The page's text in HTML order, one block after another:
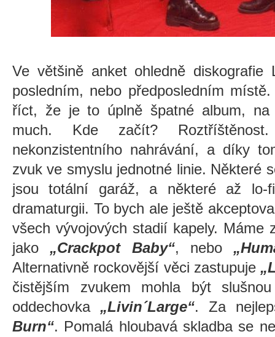
Ve většině anket ohledně
posledním, nebo předposledním
říct, že je to úplně špatné album, na
much. Kde začít?
nekonzistentního nahrávání, a díky
zvuk ve smyslu jednotné linie. Některé
jsou totální garáž, a některé až
dramaturgii. To bych ale ještě
všech vývojových stadií kapely. Máme
jako „Crackpot Baby“, nebo
Alternativně rockovější věci zastupuje
čistějším zvukem mohla být
oddechovka „Livin´Large“. Za
Burn“. Pomalá hloubavá skladba se